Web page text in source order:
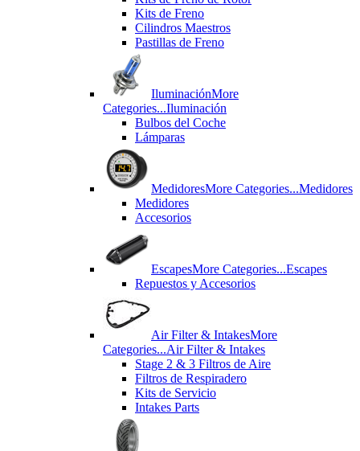
Kits de Freno
Cilindros Maestros
Pastillas de Freno
IluminaciónMore
Categories...Iluminación
Bulbos del Coche
Lámparas
MedidoresMore Categories...Medidores
Medidores
Accesorios
EscapesMore Categories...Escapes
Repuestos y Accesorios
Air Filter & IntakesMore
Categories...Air Filter & Intakes
Stage 2 & 3 Filtros de Aire
Filtros de Respiradero
Kits de Servicio
Intakes Parts